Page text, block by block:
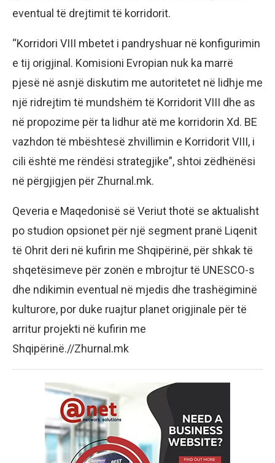
eventual të drejtimit të korridorit.
“Korridori VIII mbetet i pandryshuar në konfigurimin
e tij origjinal. Komisioni Evropian nuk ka marrë
pjesë në asnjë diskutim me autoritetet në lidhje me
një ridrejtim të mundshëm të Korridorit VIII dhe as
në propozime për ta lidhur atë me korridorin Xd. BE
vazhdon të mbështesë zhvillimin e Korridorit VIII, i
cili është me rëndësi strategjike”, shtoi zëdhënësi
në përgjigjen për Zhurnal.mk.
Qeveria e Maqedonisë së Veriut thotë se aktualisht
po studion opsionet për një segment pranë Liqenit
të Ohrit deri në kufirin me Shqipërinë, për shkak të
shqetësimeve për zonën e mbrojtur të UNESCO-s
dhe ndikimin eventual në mjedis dhe trashëgiminë
kulturore, por duke ruajtur planet origjinale për të
arritur projekti në kufirin me
Shqipërinë.//Zhurnal.mk